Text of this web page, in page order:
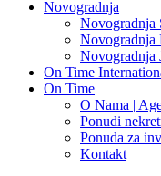
Novogradnja
Novogradnja
Novogradnja
Novogradnja
On Time
On Time
O Nama |
Ponudi
Ponuda za
Kontakt